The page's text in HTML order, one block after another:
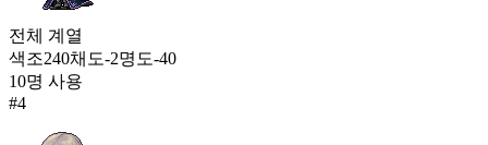
전체 계열
색조240채도-2명도-40
10명 사용
#4